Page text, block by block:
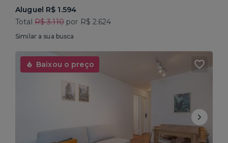
Aluguel R$ 1.594
Total R$ 3.110por R$ 2.624
Similar a sua busca
Baixou o preço